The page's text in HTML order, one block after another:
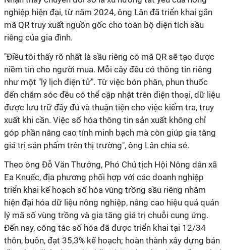
nghiệp hiện đại, từ năm 2024, ông Lân đã triển khai gắn
mã QR truy xuất nguồn gốc cho toàn bộ diện tích sầu
riêng của gia đình.
"Điều tôi thấy rõ nhất là sầu riêng có mã QR sẽ tạo được
niềm tin cho người mua. Mỗi cây đều có thông tin riêng
như một "lý lịch điện tử". Từ việc bón phân, phun thuốc
đến chăm sóc đều có thể cập nhật trên điện thoại, dữ liệu
được lưu trữ đầy đủ và thuận tiện cho việc kiểm tra, truy
xuất khi cần. Việc số hóa thông tin sản xuất không chỉ
góp phần nâng cao tính minh bạch mà còn giúp gia tăng
giá trị sản phẩm trên thị trường", ông Lân chia sẻ.
Theo ông Đỗ Văn Thưởng, Phó Chủ tịch Hội Nông dân xã
Ea Knuếc, địa phương phối hợp với các doanh nghiệp
triển khai kế hoạch số hóa vùng trồng sầu riêng nhằm
hiện đại hóa dữ liệu nông nghiệp, nâng cao hiệu quả quản
lý mã số vùng trồng và gia tăng giá trị chuỗi cung ứng.
Đến nay, công tác số hóa đã được triển khai tại 12/34
thôn, buôn, đạt 35,3% kế hoạch; hoàn thành xây dựng bản